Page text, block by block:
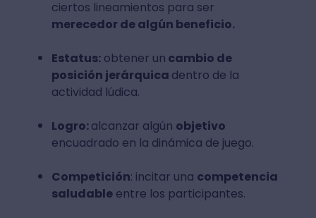
ciertos lineamientos para ser
merecedor de algún beneficio.
Estatus:obtener un cambio de
posición jerárquica dentro de la
actividad lúdica.
Logro:alcanzar algún objetivo
encuadrado en la dinámica de juego.
Competición: incitar una competencia
saludableentre los participantes.